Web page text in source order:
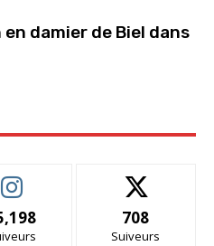
en damier de Biel dans
708
Suiveurs